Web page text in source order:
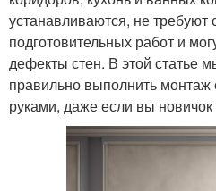
устанавливаются, не требуют
подготовительных работ и
дефекты стен. В этой статье
правильно выполнить
руками, даже если вы новичок